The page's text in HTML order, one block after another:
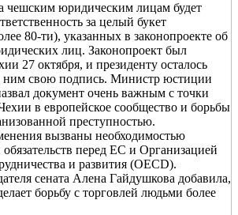
чешским юридическим лицам будет
за целый букет
80-ти), указанных в законопроекте об
лиц. Законопроект был
27 октября, и президенту осталось
ним свою подпись. Министр юстиции
документ очень важным с точки
в европейское сообщество и борьбы
преступностью.
вызваны необходимостью
перед ЕС и Организацией
и развития (OECD).
сената Алена Гайдушкова добавила,
борьбу с торговлей людьми более